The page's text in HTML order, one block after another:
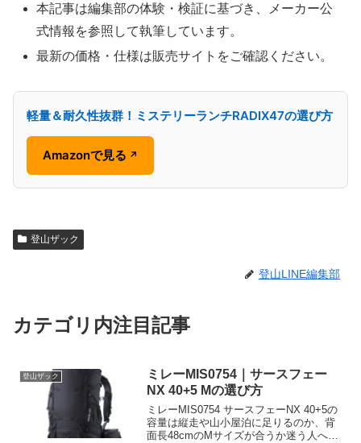
本記事は編集部の体験・検証に基づき、メーカー公
式情報を参照して執筆しています。
最新の価格・仕様は販売サイトをご確認ください。
軽量＆耐久性抜群！ミステリーランチRADIX47の選び方
Amazonで見る ↗
登山ザック
登山LINE編集部
カテゴリ内注目記事
登山ザック
ミレーMIS0754｜サースフェー
NX 40+5 Mの選び方
ミレーMIS0754 サースフェーNX 40+5の
容量は縦走や山小屋泊に足りるのか、背
面長48cmのMサイズが合うか迷う人へ。